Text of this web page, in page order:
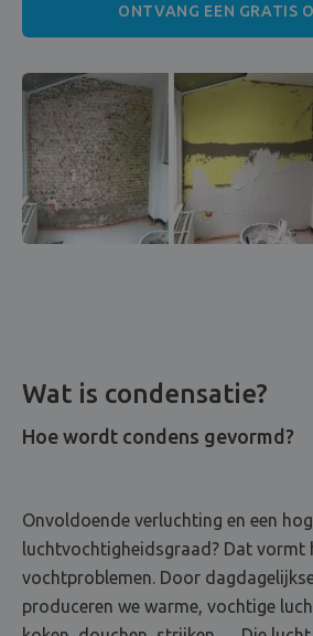
ONTVANG EEN GRATIS
Wat is condensatie?
Hoe wordt condens gevormd?
Onvoldoende verluchting en een
luchtvochtigheidsgraad? Dat vormt
vochtproblemen. Door
produceren we warme, vochtige